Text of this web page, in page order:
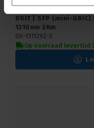
DSIT | SFP (mini-
1310nm 2Km
GV-1311292-2
Op voorraad levertijd